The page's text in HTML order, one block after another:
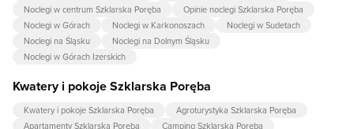
Noclegi w centrum Szklarska Poręba
Opinie noclegi Szklarska Poręba
Noclegi w Górach
Noclegi w Karkonoszach
Noclegi w Sudetach
Noclegi na Śląsku
Noclegi na Dolnym Śląsku
Noclegi w Górach Izerskich
Kwatery i pokoje Szklarska Poręba
Kwatery i pokoje Szklarska Poręba
Agroturystyka Szklarska Poręba
Apartamenty Szklarska Poręba
Camping Szklarska Poręba